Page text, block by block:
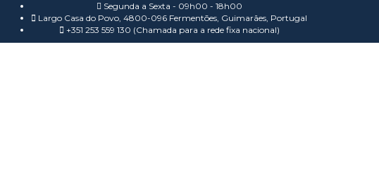
Segunda a Sexta - 09h00 - 18h00
Largo Casa do Povo, 4800-096 Fermentões, Guimarães, Portugal
+351 253 559 130 (Chamada para a rede fixa nacional)